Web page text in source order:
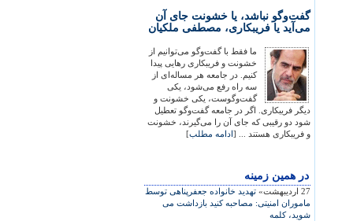
گفت‌وگو نباشد، یا خشونت جای آن
می‌آید یا فریبکاری، مصطفی ملکیان
ما فقط با گفت‌وگو می‌توانیم از
خشونت و فریبکاری رهایی پیدا
کنیم. در جامعه هر مساله‌ای از
سه راه رفع می‌شود، یکی
گفت‌وگوست، یکی خشونت و
دیگر فریبکاری. اگر در جامعه گفت‌وگو تعطیل
شود دو رقیبی که جای آن را می‌گیرند، خشونت
و فریبکاری هستند ... [ادامه مطلب]
در همين زمينه
27 اردیبهشت»
تهديد خانواده جعفرپناهی توسط
ماموران امنيتی: مصاحبه کنيد بازداشت می
شويد، کلمه